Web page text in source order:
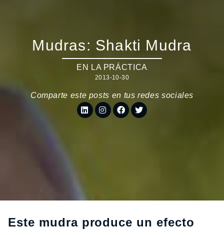
Mudras: Shakti Mudra
EN LA PRÁCTICA
2013-10-30
Comparte este posts en tus redes sociales
Este mudra produce un efecto